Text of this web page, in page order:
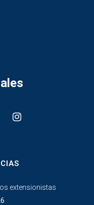
extensionistas